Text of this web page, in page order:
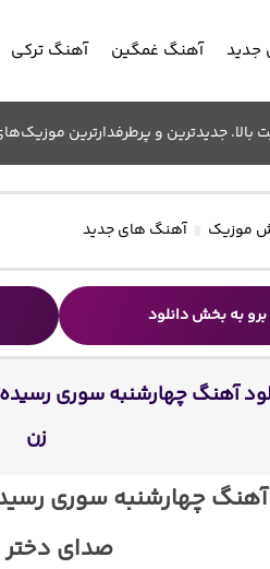
جدید آهنگ غمگین آهنگ ترکی
جدیدترین و پرطرفدارترین
موزیک آهنگ های جدید
برو به بخش دانلود
آهنگ چهارشنبه سوری رسیده
زن
چهارشنبه سوری رسیده
صدای دختر